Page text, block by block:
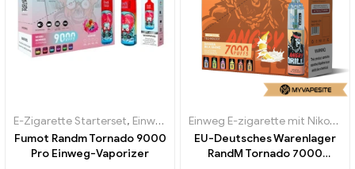
E-Zigarette Starterset, Einweg E-zigarette mit Nikotin ,Einweg E-
Fumot Randm Tornado 9000
Pro Einweg-Vaporizer
Einweg E-zigarette mit Nikotin
EU-Deutsches Warenlager
RandM Tornado 7000